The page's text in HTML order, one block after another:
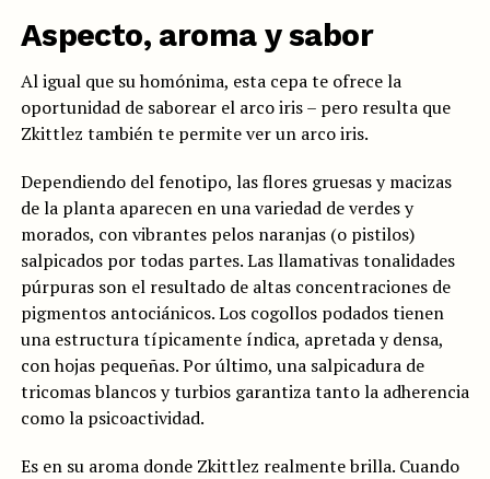
Aspecto, aroma y sabor
Al igual que su homónima, esta cepa te ofrece la
oportunidad de saborear el arco iris – pero resulta que
Zkittlez también te permite ver un arco iris.
Dependiendo del fenotipo, las flores gruesas y macizas
de la planta aparecen en una variedad de verdes y
morados, con vibrantes pelos naranjas (o pistilos)
salpicados por todas partes. Las llamativas tonalidades
púrpuras son el resultado de altas concentraciones de
pigmentos antociánicos. Los cogollos podados tienen
una estructura típicamente índica, apretada y densa,
con hojas pequeñas. Por último, una salpicadura de
tricomas blancos y turbios garantiza tanto la adherencia
como la psicoactividad.
Es en su aroma donde Zkittlez realmente brilla. Cuando